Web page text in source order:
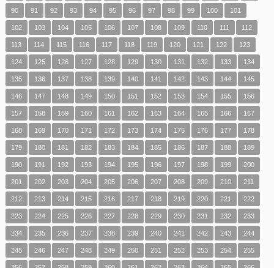
90 91 92 93 94 95 96 97 98 99 100 101
102 103 104 105 106 107 108 109 110 111 112
113 114 115 116 117 118 119 120 121 122 123
124 125 126 127 128 129 130 131 132 133 134
135 136 137 138 139 140 141 142 143 144 145
146 147 148 149 150 151 152 153 154 155 156
157 158 159 160 161 162 163 164 165 166 167
168 169 170 171 172 173 174 175 176 177 178
179 180 181 182 183 184 185 186 187 188 189
190 191 192 193 194 195 196 197 198 199 200
201 202 203 204 205 206 207 208 209 210 211
212 213 214 215 216 217 218 219 220 221 222
223 224 225 226 227 228 229 230 231 232 233
234 235 236 237 238 239 240 241 242 243 244
245 246 247 248 249 250 251 252 253 254 255